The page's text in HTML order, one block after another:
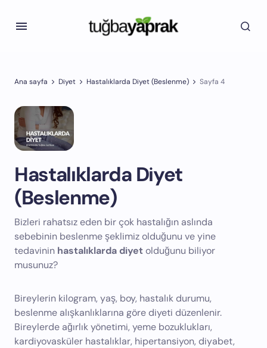
Ana sayfa Diyet Hastalıklarda Diyet (Beslenme) Sayfa 4
Hastalıklarda Diyet
(Beslenme)
Bizleri rahatsız eden bir çok hastalığın aslında
sebebinin beslenme şeklimiz olduğunu ve yine
tedavinin hastalıklarda diyetolduğunu biliyor
musunuz?
Bireylerin kilogram, yaş, boy, hastalık durumu,
beslenme alışkanlıklarına göre diyeti düzenlenir.
Bireylerde ağırlık yönetimi, yeme bozuklukları,
kardiyovasküler hastalıklar, hipertansiyon, diyabet,